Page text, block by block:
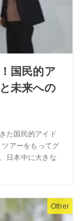
国民的ア
未来への
た国民的アイド
アーをもってグ
日本中に大きな
Other